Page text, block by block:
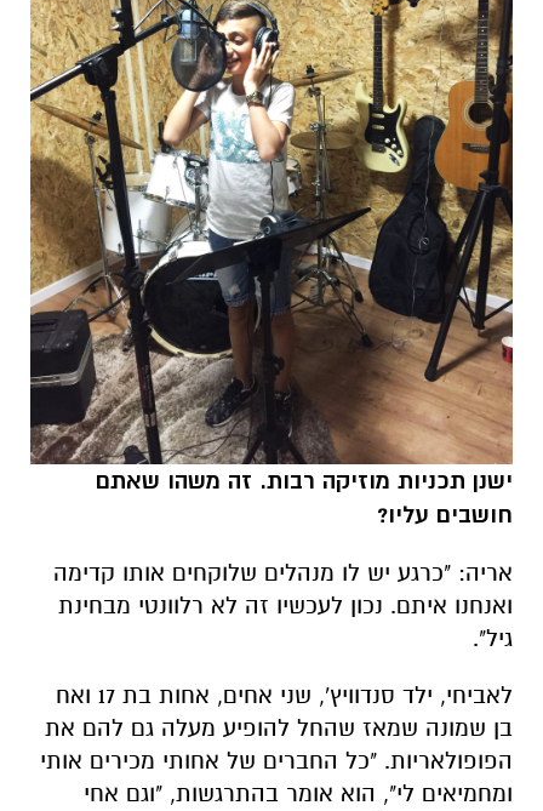
ישנן תכניות מוזיקה רבות. זה משהו שאתם
חושבים עליו?
אריה: "כרגע יש לו מנהלים שלוקחים אותו קדימה
ואנחנו איתם. נכון לעכשיו זה לא רלוונטי מבחינת
גיל".
לאביחי, ילד סנדוויץ', שני אחים, אחות בת 17 ואח
בן שמונה שמאז שהחל להופיע מעלה גם להם את
הפופולאריות. "כל החברים של אחותי מכירים אותי
ומחמיאים לי", הוא אומר בהתרגשות, "וגם אחי